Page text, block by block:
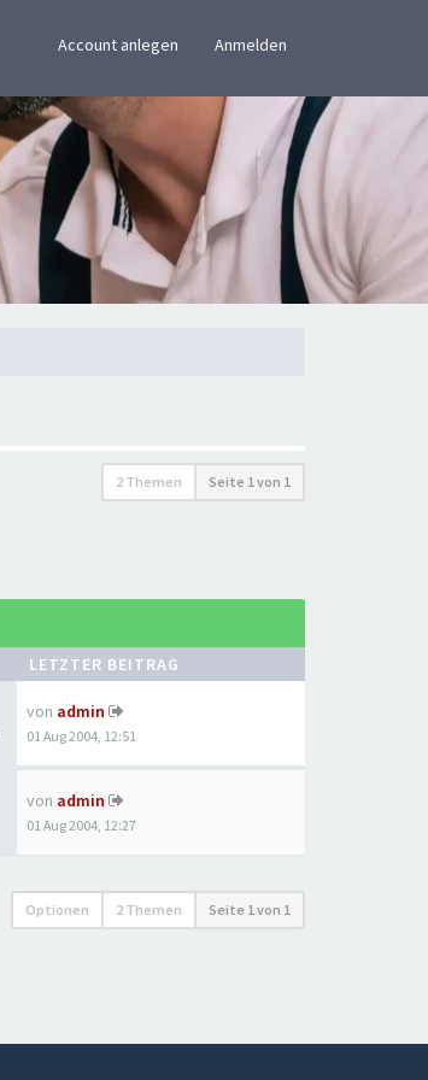
Account anlegen Anmelden
2 Themen Seite 1von 1
LETZTER BEITRAG
von admin
01 Aug 2004, 12:51
von admin
01 Aug 2004, 12:27
Optionen 2 Themen Seite 1von 1